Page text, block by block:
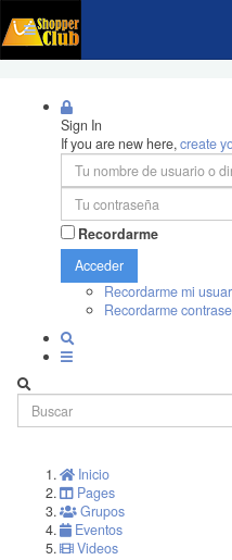
Sign In
If you are new here,create
Recordarme
Acceder
Recordarme mi
Recordarme
Inicio
Pages
Grupos
Eventos
Videos